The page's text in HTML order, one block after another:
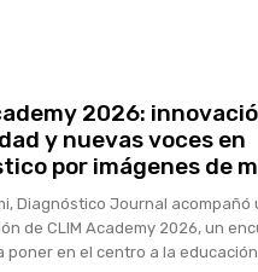
2026:
y nuevas voces en
por imágenes de
Diagnóstico Journal acompañó
de CLIM Academy 2026, un
poner en el centro a la